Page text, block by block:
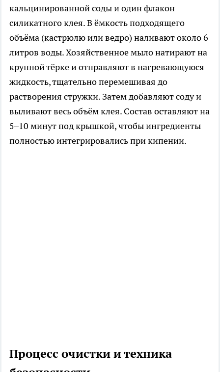
кальцинированной соды и один флакон
силикатного клея. В ёмкость подходящего
объёма (кастрюлю или ведро) наливают около 6
литров воды. Хозяйственное мыло натирают на
крупной тёрке и отправляют в нагревающуюся
жидкость, тщательно перемешивая до
растворения стружки. Затем добавляют соду и
выливают весь объём клея. Состав оставляют на
5–10 минут под крышкой, чтобы ингредиенты
полностью интегрировались при кипении.
Процесс очистки и техника